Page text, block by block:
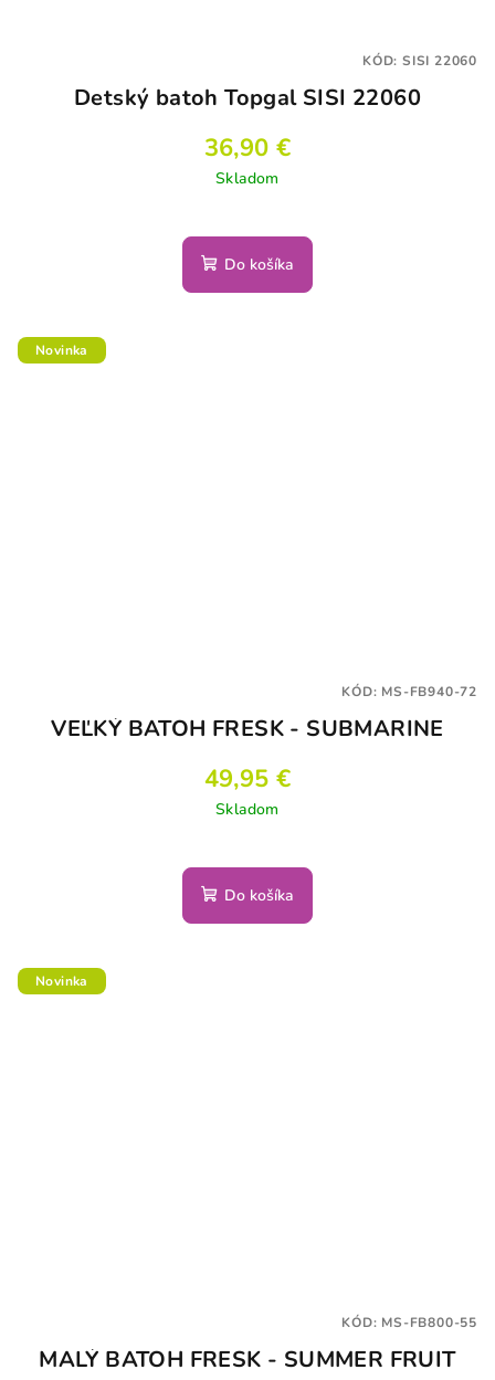
Detský batoh Topgal SISI 22060
36,90 €
Skladom
Do košíka
KÓD: SISI 22060
Novinka
VEĽKÝ BATOH FRESK - SUBMARINE
49,95 €
Skladom
Do košíka
KÓD: MS-FB940-72
Novinka
MALÝ BATOH FRESK - SUMMER FRUIT
KÓD: MS-FB800-55